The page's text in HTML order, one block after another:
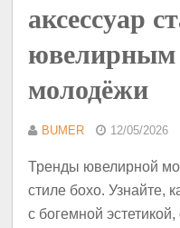
аксессуар
ювелирным
молодёжи
BUMER 12/05/2026
Тренды ювелирной
стиле бохо. Узнайте,
с богемной